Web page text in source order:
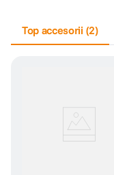
Top accesorii (2)